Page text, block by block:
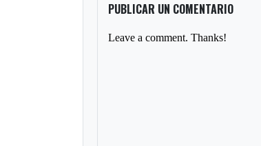
PUBLICAR UN COMENTARIO
Leave a comment. Thanks!